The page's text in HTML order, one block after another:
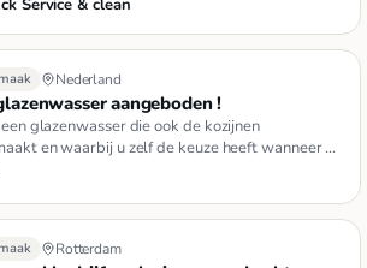
Service & clean
Nederland
aangeboden !
glazenwasser die ook de kozijnen
en waarbij u zelf de keuze heeft wanneer en
de ramen …
Rotterdam